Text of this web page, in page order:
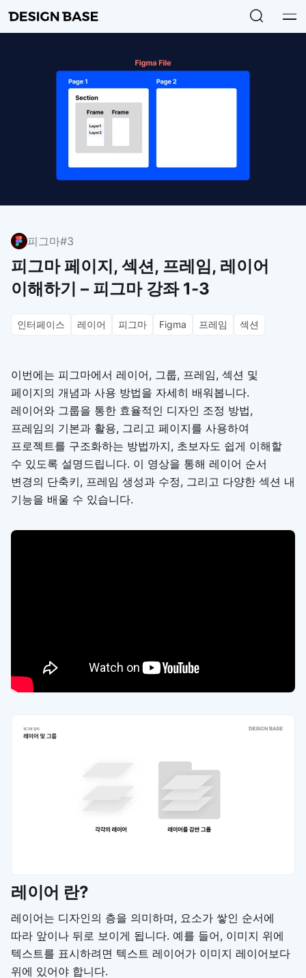
피그마#3
피그마 페이지, 섹션, 프레임, 레이어
이해하기 – 피그마 강좌 1-3
인터페이스 레이어 피그마 Figma 프레임 섹션
이번에는 피그마에서 레이어, 그룹, 프레임, 섹션 및
페이지의 개념과 사용 방법을 자세히 배워봅니다.
레이어와 그룹을 통한 효율적인 디자인 조정 방법,
프레임의 기본과 활용, 그리고 페이지를 사용하여
프로젝트를 구조화하는 방법까지, 초보자도 쉽게 이해할
수 있도록 설명드립니다. 이 영상을 통해 레이어 순서
변경의 단축키, 프레임 생성과 수정, 그리고 다양한 섹션 내
기능을 배울 수 있습니다.
레이어 란?
레이어는 디자인의 층을 의미하며, 요소가 쌓인 순서에
따라 앞이나 뒤로 보이게 됩니다. 예를 들어, 이미지 위에
텍스트를 표시하려면 텍스트 레이어가 이미지 레이어보다
위에 있어야 합니다.